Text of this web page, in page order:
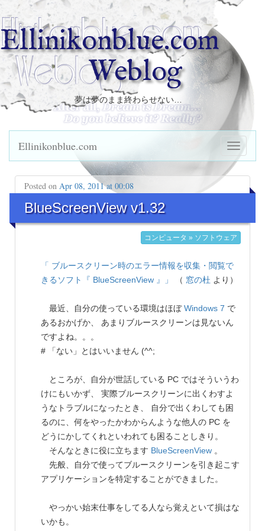
Ellinikonblue.com
Weblog
夢は夢のまま終わらせない…
Ellinikonblue.com
Posted on Apr 08, 2011 at 00:08
BlueScreenView v1.32
コンピュータ » ソフトウェア
「 ブルースクリーン時のエラー情報を収集・閲覧で
きるソフト『 BlueScreenView 』」
（ 窓の杜 より）
最近、自分の使っている環境はほぼWindows 7 で
あるおかげか、 あまりブルースクリーンは見ないん
ですよね。。。
# 「ない」とはいいません (^^;
ところが、自分が世話している PC ではそういうわ
けにもいかず、 実際ブルースクリーンに出くわすよ
うなトラブルになったとき、 自分で出くわしても困
るのに、何をやったかわからんような他人の PC を
どうにかしてくれといわれても困ることしきり。
そんなときに役に立ちます BlueScreenView 。
先般、自分で使ってブルースクリーンを引き起こす
アプリケーションを特定することができました。
やっかい始末仕事をしてる人なら覚えといて損はな
いかも。